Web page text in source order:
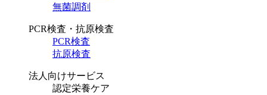
無菌調剤
PCR検査・抗原検査
PCR検査
抗原検査
法人向けサービス
認定栄養ケア